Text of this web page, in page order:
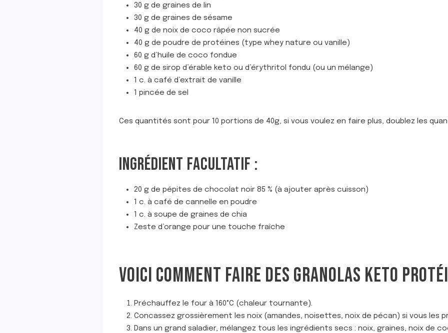
30 g de graines de lin
30 g de graines de sésame
40 g de noix de coco râpée non sucrée
40 g de poudre de protéines (type whey nature ou vanille)
60 g d’huile de coco fondue
60 g de sirop d’érable keto ou d’érythritol fondu (ou un mélange)
1 c. à café d’extrait de vanille
1 pincée de sel
Ces quantités sont pour 10 portions de 40g, si vous voulez en faire plus, doublez les
INGRÉDIENT FACULTATIF :
20 g de pépites de chocolat noir 85 % (à ajouter après cuisson)
1 c. à café de cannelle en poudre
1 c. à soupe de graines de chia
Zeste d’orange pour une touche fraîche
VOICI COMMENT FAIRE DES GRANOLAS KETO
Préchauffez le four à 160°C (chaleur tournante).
Concassez grossièrement les noix (amandes, noisettes, noix de pécan) si vous les
Dans un grand saladier, mélangez tous les ingrédients secs : noix, graines, noix de